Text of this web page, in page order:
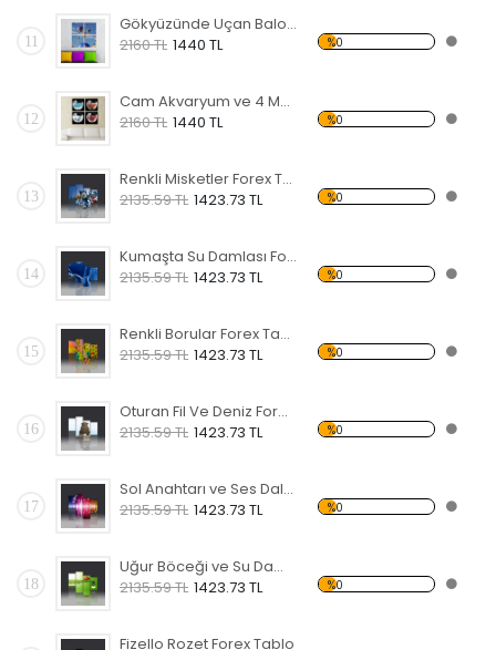
11
Gökyüzünde Uçan Balonlar Forex Tablo
2160 TL 1440 TL %0
12
Cam Akvaryum ve 4 Mevsim Forex Tablo
2160 TL 1440 TL %0
13
Renkli Misketler Forex Tablo
2135.59 TL 1423.73 TL %0
14
Kumaşta Su Damlası Forex Tablo
2135.59 TL 1423.73 TL %0
15
Renkli Borular Forex Tablo
2135.59 TL 1423.73 TL %0
16
Oturan Fil Ve Deniz Forex Tablo
2135.59 TL 1423.73 TL %0
17
Sol Anahtarı ve Ses Dalgası Forex Tablo
2135.59 TL 1423.73 TL %0
18
Uğur Böceği ve Su Damlası Forex Tablo
2135.59 TL 1423.73 TL %0
Fizello Rozet Forex Tablo